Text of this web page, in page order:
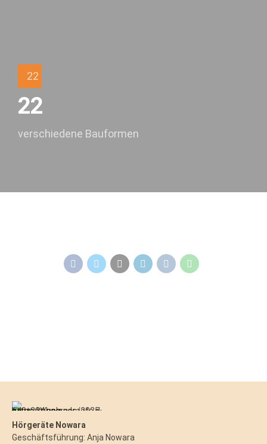
22
22
verschiedene Bauformen
Hörgeräte Nowara
Geschäftsführung: Anja Nowara